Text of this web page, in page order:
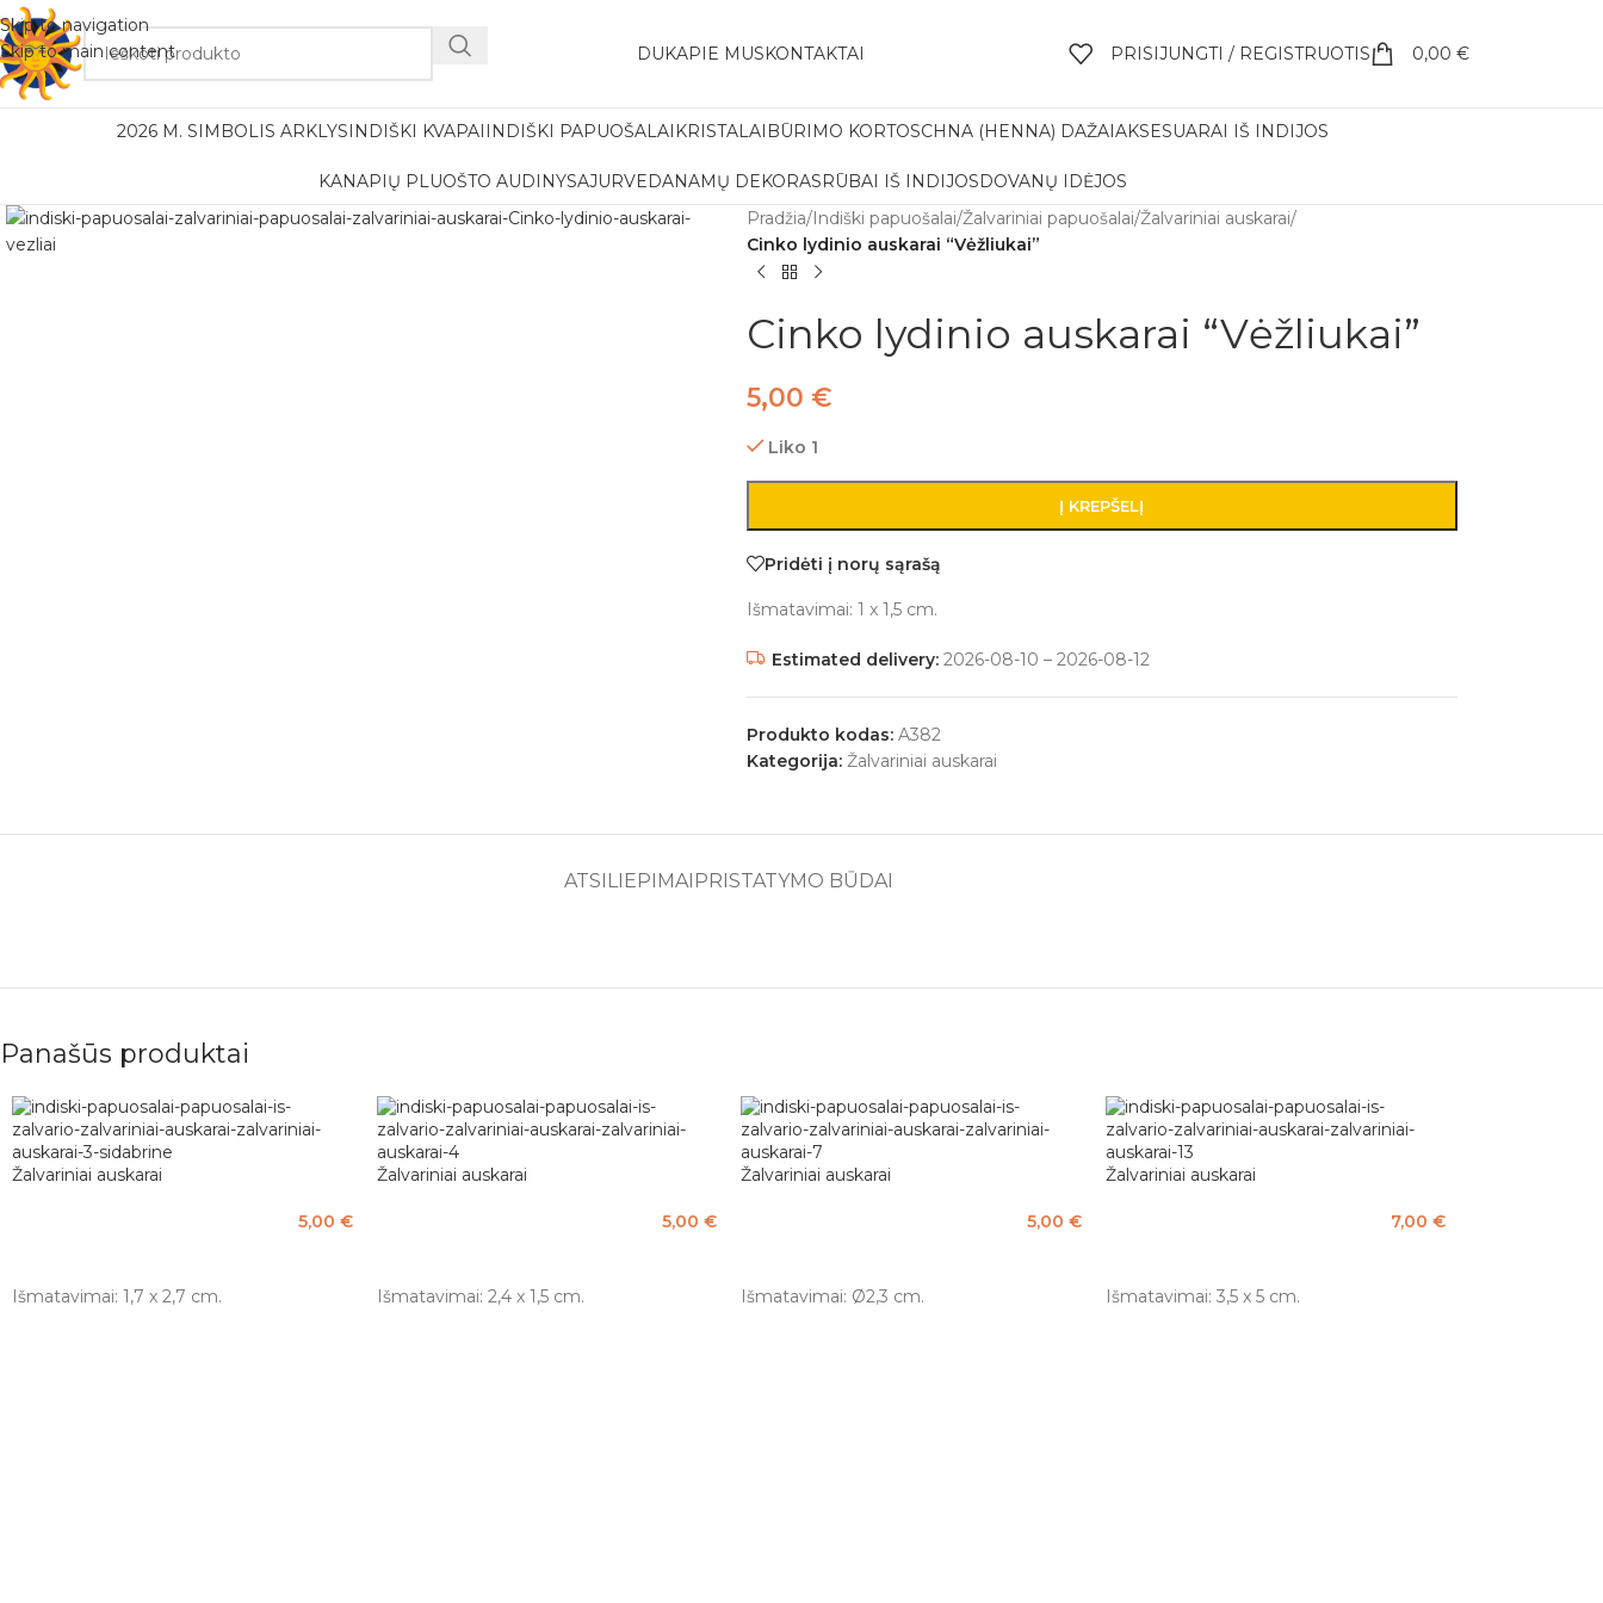
Skip to navigation
Skip to main content
DUKAPIE MUSKONTAKTAI PRISIJUNGTI / REGISTRUOTIS 0,00 €
2026 M. SIMBOLIS ARKLYSINDIŠKI KVAPAI INDIŠKI PAPUOŠALAI KRISTALAI BŪRIMO KORTOSCHNA (HENNA) DAŽAIAKSESUARAI IŠ INDIJOS
KANAPIŲ PLUOŠTO AUDINYSAJURVEDANAMŲ DEKORASRŪBAI IŠ INDIJOSDOVANŲ IDĖJOS
Pradžia/Indiški papuošalai/Žalvariniai papuošalai/Žalvariniai auskarai/
Cinko lydinio auskarai “Vėžliukai”
Cinko lydinio auskarai “Vėžliukai”
5,00 €
Liko 1
Į KREPŠELĮ
Pridėti į norų sąrašą
Išmatavimai: 1 x 1,5 cm.
Estimated delivery:2026-08-10 – 2026-08-12
Produkto kodas: A382
Kategorija: Žalvariniai auskarai
ATSILIEPIMAIPRISTATYMO BŪDAI
Panašūs produktai
Žalvariniai auskarai
5,00 €
Išmatavimai: 1,7 x 2,7 cm.
Žalvariniai auskarai
5,00 €
Išmatavimai: 2,4 x 1,5 cm.
Žalvariniai auskarai
5,00 €
Išmatavimai: Ø2,3 cm.
Žalvariniai auskarai
7,00 €
Išmatavimai: 3,5 x 5 cm.